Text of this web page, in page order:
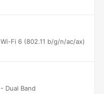
Wi-Fi 6 (802.11 b/g/n/ac/ax)
- Dual Band